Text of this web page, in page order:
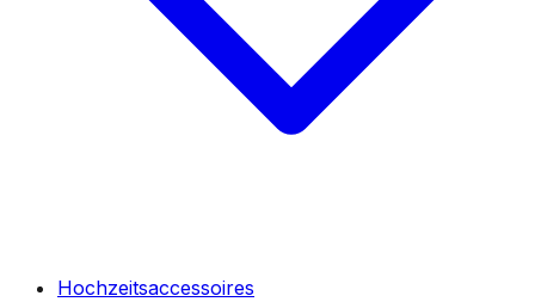
Hochzeitsaccessoires